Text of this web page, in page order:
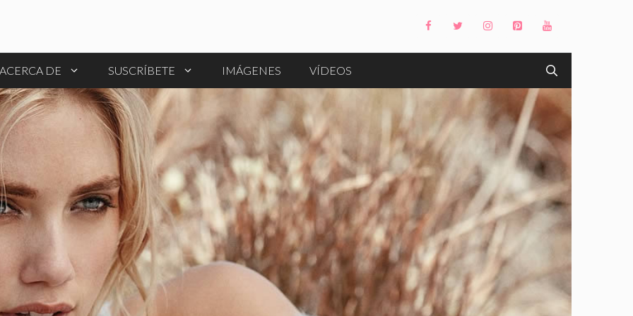
ACERCA DE SUSCRÍBETE IMÁGENES VÍDEOS